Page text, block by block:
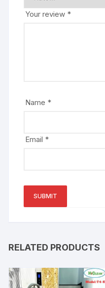
Your review *
Name *
Email *
RELATED PRODUCTS